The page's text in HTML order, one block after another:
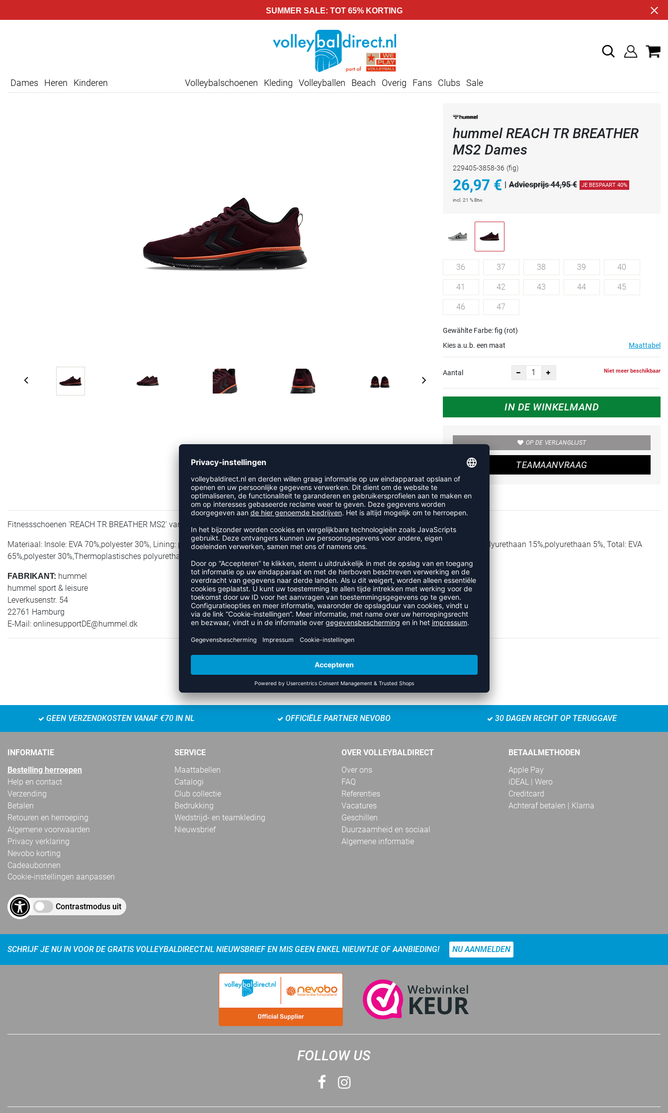
SUMMER SALE: TOT 65% KORTING
Dames Heren Kinderen Volleybalschoenen Kleding Volleyballen Beach Overig Fans Clubs Sale
hummel REACH TR BREATHER
MS2 Dames
229405-3858-36 (fig)
26,97 € Adviesprijs 44,95 € JE BESPAART 40%
incl. 21 % Btw.
36 37 38 39 40
41 42 43 44 45
46 47
Gewählte Farbe: fig (rot)
Kies a.u.b. een maat
Maattabel
Aantal Niet meer beschikbaar
IN DE WINKELMAND
OP DE VERLANGLIJST
TEAMAANVRAAG
PRODUCTDETAILS
Fitnessschoenen 'REACH TR BREATHER MS2' van de Deense fabrikant van sportartikelen hummel.
Materiaal: Insole: EVA 70%,polyester 30%, Lining: polyester 100%, Out sole: EVA 100%, Upper material: polyester 80%,Thermoplastisches polyurethaan 15%,polyurethaan 5%, Total: EVA
65%,polyester 30%,Thermoplastisches polyurethaan 4%,polyurethaan 1%
FABRIKANT: hummel
hummel sport & leisure
Leverkusenstr. 54
22761 Hamburg
E-Mail: onlinesupportDE@hummel.dk
RECENT BEKEKEN
GEEN VERZENDKOSTEN VANAF €70 IN NL OFFICIËLE PARTNER NEVOBO 30 DAGEN RECHT OP TERUGGAVE
INFORMATIE
Bestelling herroepen
Help en contact
Verzending
Betalen
Retouren en herroeping
Algemene voorwaarden
Privacy verklaring
Nevobo korting
Cadeaubonnen
Cookie-instellingen aanpassen
Contrastmodus uit
SERVICE
Maattabellen
Catalogi
Club collectie
Bedrukking
Wedstrijd- en teamkleding
Nieuwsbrief
OVER VOLLEYBALDIRECT
Over ons
FAQ
Referenties
Vacatures
Geschillen
Duurzaamheid en sociaal
Algemene informatie
BETAALMETHODEN
Apple Pay
iDEAL | Wero
Creditcard
Achteraf betalen | Klarna
SCHRIJF JE NU IN VOOR DE GRATIS VOLLEYBALDIRECT.NL NIEUWSBRIEF EN MIS GEEN ENKEL NIEUWTJE OF AANBIEDING! NU AANMELDEN
FOLLOW US